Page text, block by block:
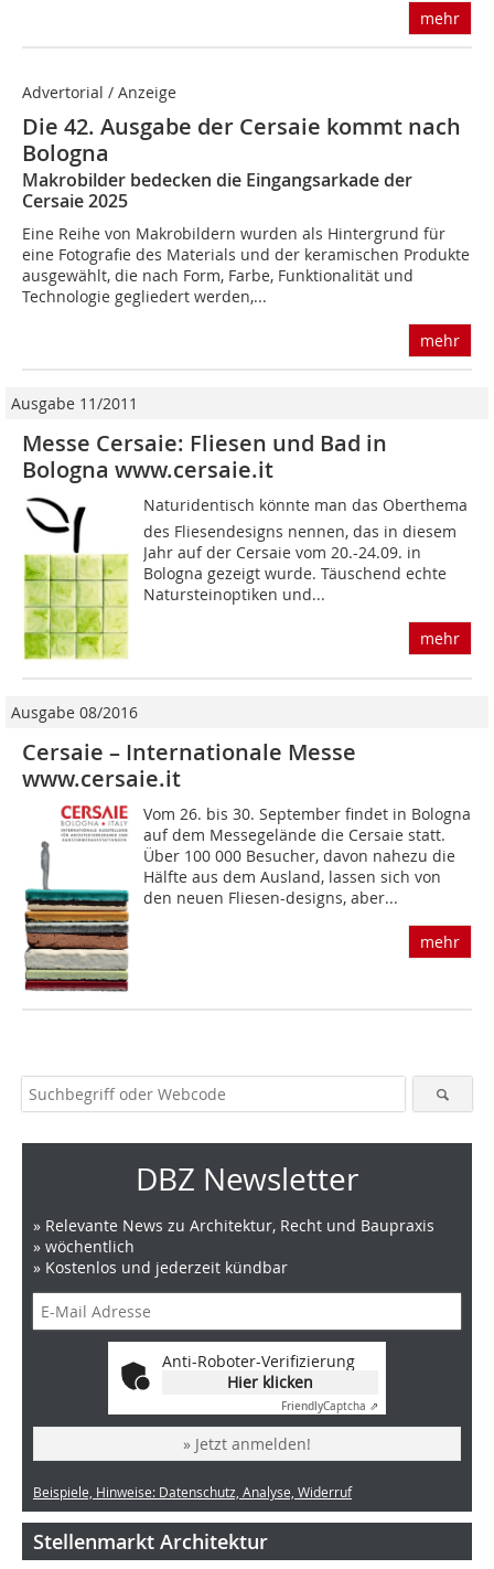
mehr
Advertorial / Anzeige
Die 42. Ausgabe der Cersaie kommt nach
Bologna
Makrobilder bedecken die Eingangsarkade der
Cersaie 2025
Eine Reihe von Makrobildern wurden als Hintergrund für
eine Fotografie des Materials und der keramischen Produkte
ausgewählt, die nach Form, Farbe, Funktionalität und
Technologie gegliedert werden,...
mehr
Ausgabe 11/2011
Messe Cersaie: Fliesen und Bad in
Bologna www.cersaie.it
Naturidentisch könnte man das Oberthema
des Fliesendesigns nennen, das in diesem
Jahr auf der Cersaie vom 20.-24.09. in
Bologna gezeigt wurde. Täuschend echte
Natursteinoptiken und...
mehr
Ausgabe 08/2016
Cersaie – Internationale Messe
www.cersaie.it
Vom 26. bis 30. September findet in Bologna
auf dem Messegelände die Cersaie statt.
Über 100 000 Besucher, davon nahezu die
Hälfte aus dem Ausland, lassen sich von
den neuen Fliesen-designs, aber...
mehr
DBZ Newsletter
» Relevante News zu Architektur, Recht und Baupraxis
» wöchentlich
» Kostenlos und jederzeit kündbar
Anti-Roboter-Verifizierung
Hier klicken
FriendlyCaptcha ⇗
» Jetzt anmelden!
Beispiele, Hinweise: Datenschutz, Analyse, Widerruf
Stellenmarkt Architektur